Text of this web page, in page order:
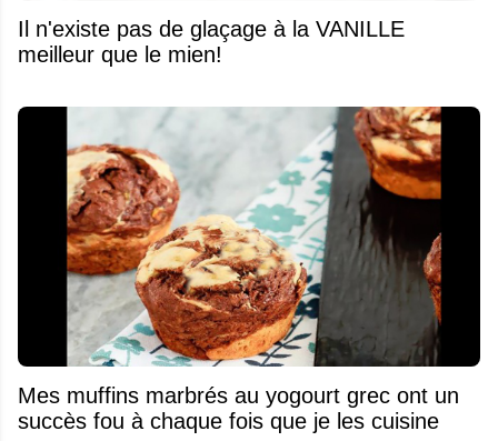
Il n'existe pas de glaçage à la VANILLE
meilleur que le mien!
Mes muffins marbrés au yogourt grec ont un
succès fou à chaque fois que je les cuisine